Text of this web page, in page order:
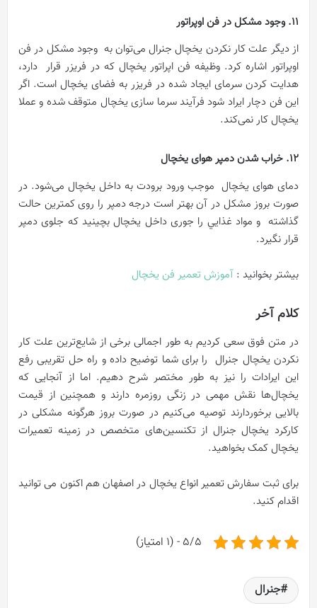
11. وجود مشکل در فن اوپراتور
از دیگر علت‌ کار نکردن یخچال جنرال می‌توان به وجود مشکل در فن
اوپراتور اشاره کرد. وظیفه‌ فن اپراتور یخچال که در فریزر قرار دارد،
هدایت کردن سرمای ایجاد شده در فریزر به فضای یخچال است. اگر
این فن دچار ایراد شود فرآیند سرما سازی یخچال متوقف شده و عملا
یخچال کار نمی‌کند.
12. خراب شدن دمپر هوای یخچال
دمای هوای یخچال موجب ورود برودت به داخل یخچال می‌شود. در
صورت بروز مشکل در آن بهتر است درجه دمپر را روی کمترین حالت
گذاشته و مواد غذايي را جوری داخل یخچال بچینید که جلوی دمپر
قرار نگیرد.
بیشتر بخوانید : آموزش تعمیر فن یخچال
کلام آخر
در متن فوق سعی کردیم به طور اجمالی برخی از شایع‌ترین علت‌ کار
نکردن یخچال جنرال را برای شما توضیح داده و راه‌ حل تقریبی رفع
این ایرادات را نیز به طور مختصر شرح دهیم. اما از آنجایی که
یخچال‌ها نقش مهمی در زنگی روزمره دارند و همچنین از قیمت
بالایی برخوردارند توصیه می‌کنیم در صورت بروز هرگونه مشکلی در
کارکرد یخچال جنرال از تکنسین‌های متخصص در زمینه‌ تعمیرات
یخچال کمک بخواهید.
برای ثبت سفارش تعمیر انواع یخچال در اصفهان هم اکنون می توانید
اقدام کنید.
5/5 - (1 امتیاز)
جنرال